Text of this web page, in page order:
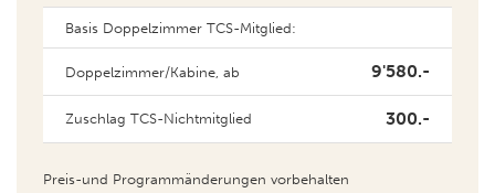
Basis Doppelzimmer TCS-Mitglied:
Doppelzimmer/Kabine, ab 9'580.-
Zuschlag TCS-Nichtmitglied 300.-
Preis-und Programmänderungen vorbehalten